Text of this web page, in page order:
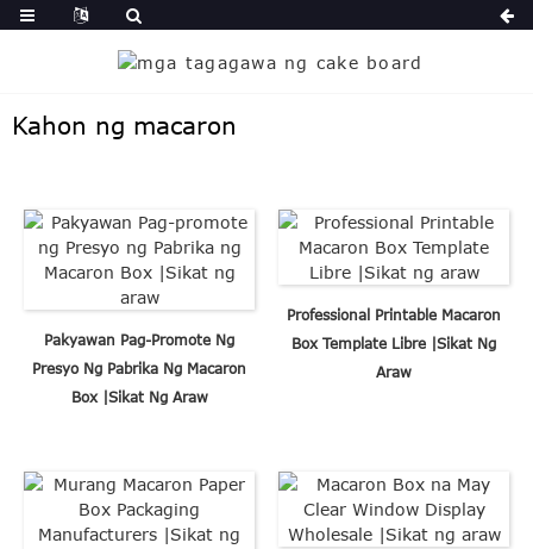
Kahon ng macaron
Pakyawan Pag-Promote Ng
Presyo Ng Pabrika Ng Macaron
Box |Sikat Ng Araw
Professional Printable Macaron
Box Template Libre |Sikat Ng
Araw